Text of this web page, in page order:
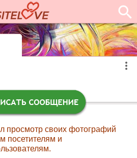
просмотр своих фотографий
посетителям и